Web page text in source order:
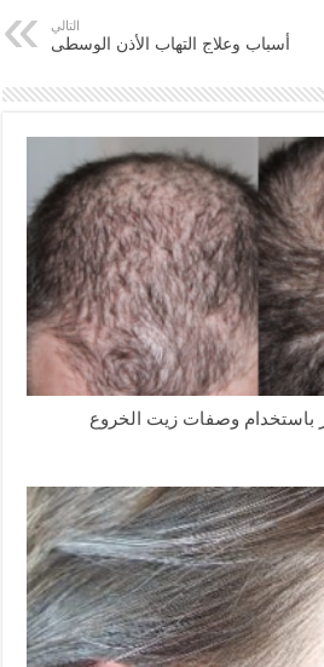
التالي
أسباب وعلاج التهاب الأذن الوسطى
باستخدام وصفات زيت الخروع